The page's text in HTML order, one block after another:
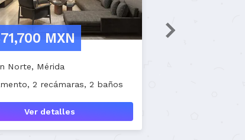
Departamento, 2 recámaras, 2 baños
$4,116,616 MXN